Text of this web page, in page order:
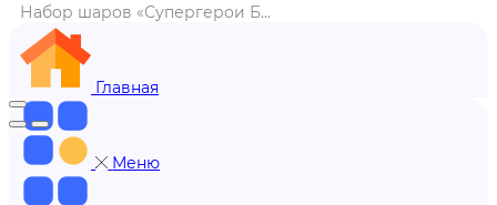
Набор шаров «Супергерои Б...
Главная
Меню